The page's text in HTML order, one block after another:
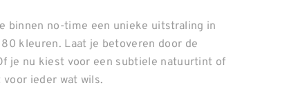
binnen no-time een unieke uitstraling in
kleuren. Laat je betoveren door de
je nu kiest voor een subtiele natuurtint of
ieder wat wils.